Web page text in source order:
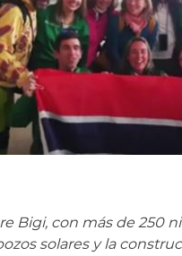
Bigi, con más de
solares y la